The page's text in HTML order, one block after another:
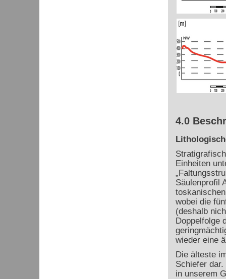
4.0
Einheiten
Säulenprofil
wobei die
(deshalb
Doppelfolge
wieder eine
Die älteste
Schiefer
in unserem